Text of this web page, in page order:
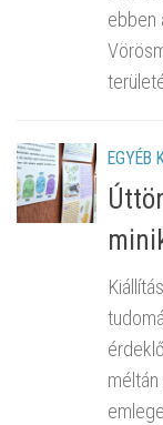
ebben
EGYÉB